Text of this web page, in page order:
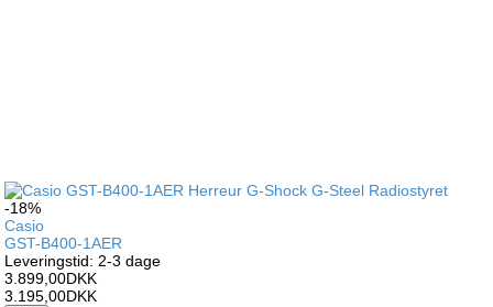
-18%
Casio
GST-B400-1AER
Leveringstid: 2-3 dage
3.899,00DKK
3.195,00DKK